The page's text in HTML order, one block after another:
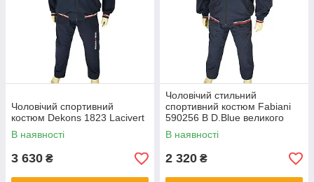
Чоловічий спортивний
костюм Dekons 1823 Lacivert
В наявності
3 630 ₴
Чоловічий стильний
спортивний костюм Fabiani
590256 B D.Blue великого
розміру
В наявності
2 320 ₴